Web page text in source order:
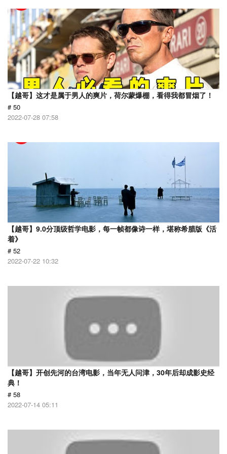
【越哥】这才是属于男人的爽片，荷尔蒙爆棚，看得我都冒烟了！
# 50
2022-07-28 07:58
【越哥】9.0分顶级哲学电影，每一帧都像诗一样，堪称希腊版《活
着》
# 52
2022-07-22 10:32
【越哥】开创先河的台湾电影，当年无人问津，30年后却成影史经
典！
# 58
2022-07-14 05:11